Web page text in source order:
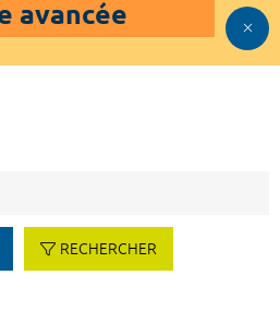
avancée
RECHERCHER